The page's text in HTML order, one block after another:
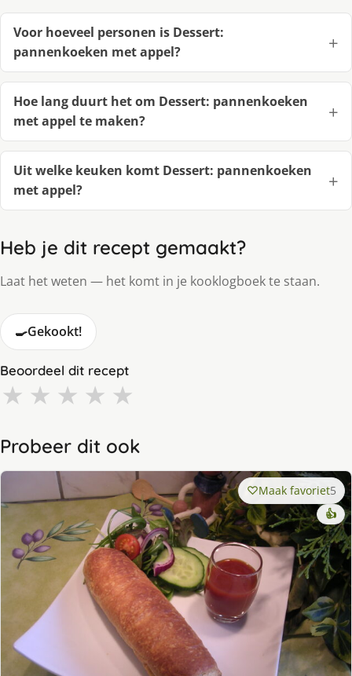
Voor hoeveel personen is Dessert:
pannenkoeken met appel?
Hoe lang duurt het om Dessert: pannenkoeken
met appel te maken?
Uit welke keuken komt Dessert: pannenkoeken
met appel?
Heb je dit recept gemaakt?
Laat het weten — het komt in je kooklogboek te staan.
🍳Gekookt!
Beoordeel dit recept
★ ★ ★ ★ ★
Probeer dit ook
Maak favoriet5
👍